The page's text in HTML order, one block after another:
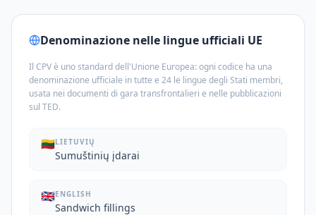
Denominazione nelle lingue ufficiali UE
Il CPV è uno standard dell'Unione Europea: ogni codice ha una
denominazione ufficiale in tutte e 24 le lingue degli Stati membri,
usata nei documenti di gara transfrontalieri e nelle pubblicazioni
sul TED.
🇱🇹LIETUVIŲ
Sumuštinių įdarai
🇬🇧ENGLISH
Sandwich fillings